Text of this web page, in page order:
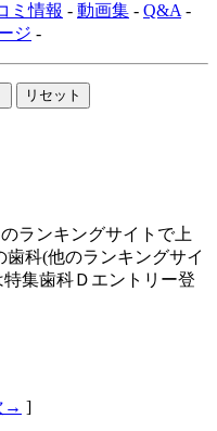
ミ情報 - 動画集 - Q&A -
ジ -
ランキングサイトで上
歯科(他のランキングサイ
特集歯科Ｄエントリー登
→ ]